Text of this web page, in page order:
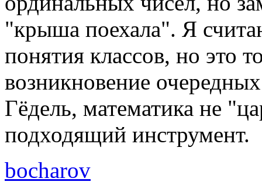
"крыша поехала". Я
понятия классов, но это
возникновение
Гёдель, математика не
подходящий инструмент.
bocharov